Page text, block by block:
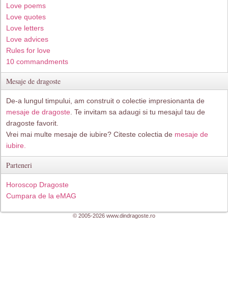
Love poems
Love quotes
Love letters
Love advices
Rules for love
10 commandments
Mesaje de dragoste
De-a lungul timpului, am construit o colectie impresionanta de
mesaje de dragoste . Te invitam sa adaugi si tu mesajul tau de
dragoste favorit.
Vrei mai multe mesaje de iubire? Citeste colectia de mesaje de
iubire.
Parteneri
Horoscop Dragoste
Cumpara de la eMAG
© 2005-2026 www.dindragoste.ro